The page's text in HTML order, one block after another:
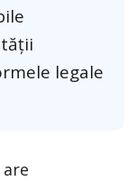
legale